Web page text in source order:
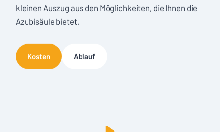
kleinen Auszug aus den Möglichkeiten, die Ihnen die
Azubisäule bietet.
Kosten Ablauf